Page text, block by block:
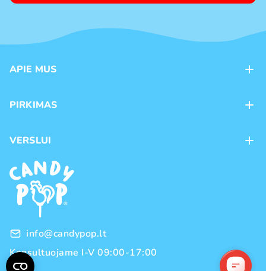
APIE MUS
Kontaktai
Naujienos
Prekių ženklai
PIRKIMAS
Pristatymas
Prekių grąžinimas ir keitimas
Pirkimo taisyklės
Privatumo politika
VERSLUI
Franšizė
Didmeninė prekyba
info@candypop.lt
Konsultuojame I-V 09:00-17:00